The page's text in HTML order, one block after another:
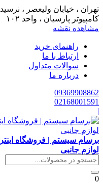
تهران ، خیابان ولیعصر ،
کامپیوتر پارسیان ، واحد ۱۰۲
مشاهده نقشه
راهنمای خرید
ارتباط با ما
سوالات متداول
درباره ما
09369908862
02168001591
|
برسام سیستم | فروشگاه
لوازم جانبی
0